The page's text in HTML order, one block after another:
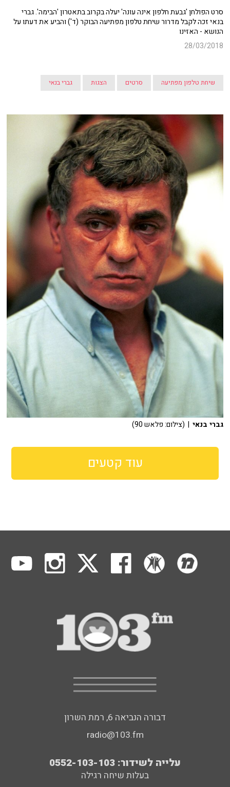
סרט הפולחן 'גבעת חלפון אינה עונה' יעלה בקרוב בתאטרון 'הבימה'. גברי
בנאי זכה לקבל מדרור שיחת טלפון מפתיעה הבוקר (ד') והביע את דעתו על
הנושא - האזינו
28/03/2018
שיחת טלפון מפתיעה סרטים הצגות גברי בנאי
גברי בנאי | (צילום: פלאש 90)
עוד קטעים
דבורה הנביאה 6, רמת השרון
radio@103.fm
עלייה לשידור: 0552-103-103
בעלות שיחה רגילה